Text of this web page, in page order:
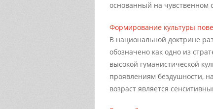
основанный на чувственном
Формирование культуры
В национальной доктрине
обозначено как одно из
высокой гуманистической
проявлениям бездушности,
возраст является